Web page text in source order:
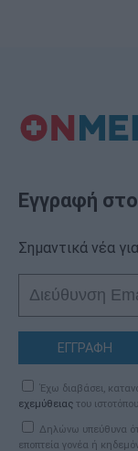
Εγγραφή
Σημαντικά νέα
ΕΓΓΡΑΦΗ
Έχω διαβάσει,
εχεμύθειας του
Δηλώνω υπεύθυνα
εποπτεία γονέα ή